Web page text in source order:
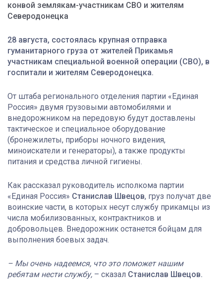
конвой землякам-участникам СВО и жителям
Северодонецка
28 августа, состоялась крупная отправка
гуманитарного груза от жителей Прикамья
участникам специальной военной операции (СВО), в
госпитали и жителям Северодонецка.
От штаба регионального отделения партии «Единая
Россия» двумя грузовыми автомобилями и
внедорожником на передовую будут доставлены
тактическое и специальное оборудование
(бронежилеты, приборы ночного видения,
миноискатели и генераторы), а также продукты
питания и средства личной гигиены.
Как рассказал руководитель исполкома партии
«Единая Россия» Станислав Швецов, груз получат две
воинские части, в которых несут службу прикамцы из
числа мобилизованных, контрактников и
добровольцев. Внедорожник останется бойцам для
выполнения боевых задач.
– Мы очень надеемся, что это поможет нашим
ребятам нести службу, – сказал Станислав Швецов.